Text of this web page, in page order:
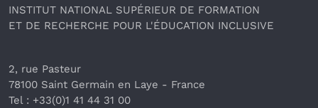
INSTITUT NATIONAL SUPÉRIEUR DE FORMATION
ET DE RECHERCHE POUR L'ÉDUCATION INCLUSIVE
2, rue Pasteur
78100 Saint Germain en Laye - France
Tel : +33(0)1 41 44 31 00